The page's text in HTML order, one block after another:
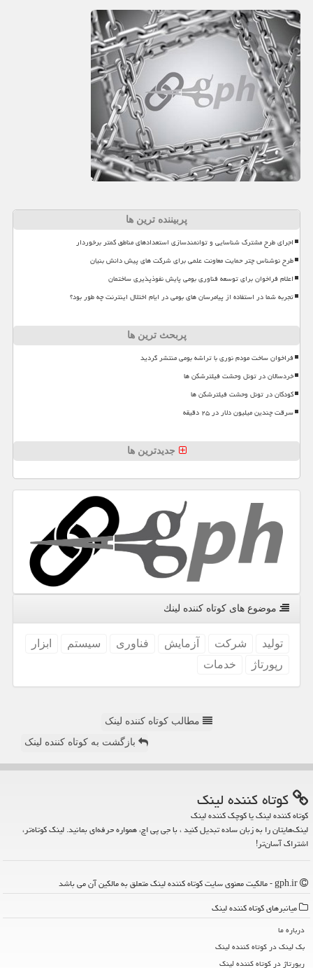
پربیننده ترین ها
اجرای طرح مشترک شناسایی و توانمندسازی استعدادهای مناطق کمتر برخوردار
طرح نوشناس چتر حمایت معاونت علمی برای شرکت های پیش دانش بنیان
اعلام فراخوان برای توسعه فناوری بومی پایش نفوذپذیری ساختمان
تجربه شما در استفاده از پیامرسان های بومی در ایام اختلال اینترنت چه طور بود؟
پربحث ترین ها
فراخوان ساخت مودم نوری با تراشه بومی منتشر گردید
خردسالان در تونل وحشت فیلترشکن ها
کودکان در تونل وحشت فیلترشکن ها
سرقت چندین میلیون دلار در ۲۵ دقیقه
جدیدترین ها
موضوع های كوتاه كننده لینك
تولید شركت آزمایش فناوری سیستم
ابزار
رپورتاژ
خدمات
مطالب کوتاه کننده لینک
بازگشت به کوتاه کننده لینک
كوتاه كننده لینك
کوتاه کننده لینک یا کوچک کننده لینک
لینک‌هایتان را به زبان ساده تبدیل کنید ، با جی پی اچ، همواره حرفه‌ای بمانید. لینک کوتاه‌تر،
اشتراک آسان‌تر!
میانبرهای كوتاه كننده لینك
درباره ما
بک لینک در كوتاه كننده لینك
رپورتاژ در كوتاه كننده لینك